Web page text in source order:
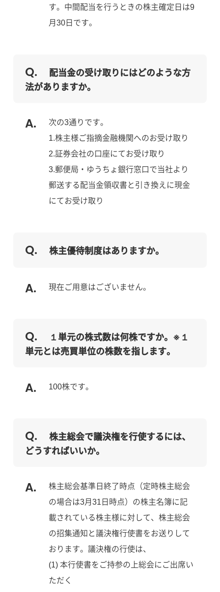
す。中間配当を行うときの株主確定日は9
月30日です。
配当金の受け取りにはどのような方
法がありますか。
次の3通りです。
1.株主様ご指摘金融機関へのお受け取り
2.証券会社の口座にてお受け取り
3.郵便局・ゆうちょ銀行窓口で当社より
郵送する配当金領収書と引き換えに現金
にてお受け取り
株主優待制度はありますか。
現在ご用意はございません。
１単元の株式数は何株ですか。※１
単元とは売買単位の株数を指します。
100株です。
株主総会で議決権を行使するには、
どうすればいいか。
株主総会基準日終了時点（定時株主総会
の場合は3月31日時点）の株主名簿に記
載されている株主様に対して、株主総会
の招集通知と議決権行使書をお送りして
おります。議決権の行使は、
(1) 本行使書をご持参の上総会にご出席い
ただく